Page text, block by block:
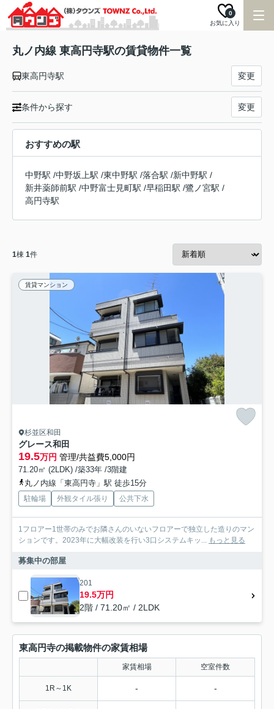
お気に入り
0
丸ノ内線 東高円寺駅の賃貸物件一覧
東高円寺駅 変更
条件から探す 変更
おすすめの駅
中野駅 /中野坂上駅 /東中野駅 /落合駅 /新中野駅 /
新井薬師前駅 /中野富士見町駅 /早稲田駅 /鷺ノ宮駅 /
高円寺駅
1棟 1件
賃貸マンション
杉並区和田
グレース和田
19.5万円 管理/共益費5,000円
71.20㎡ (2LDK) /築33年 /3階建
丸ノ内線「東高円寺」駅 徒歩15分
駐輪場 外観タイル張り 公共下水
1フロアー1世帯のみでお隣さんのいないフロアーで独立した造りのマン
ションです。2023年に大幅改装を行い3口システムキッ... もっと見る
募集中の部屋
201
19.5万円
2階 / 71.20㎡ / 2LDK
東高円寺の掲載物件の家賃相場
家賃相場 空室件数
1R～1K - -